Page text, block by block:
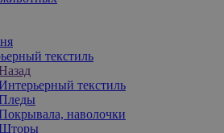
текстиль
текстиль
наволочки